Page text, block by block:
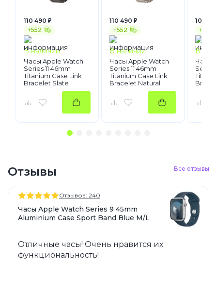
+552
110 490 ₽
В наличии
Часы Apple Watch
Series 11 46mm
Titanium Case Link
Bracelet Slate
+552
110 490 ₽
В наличии
Часы Apple Watch
Series 11 46mm
Titanium Case Link
Bracelet Natural
+530
105
В
Часы
Series
Отзывы Все отзывы
Отзывов: 240
Часы Apple Watch Series 9 45mm
Aluminium Case Sport Band Blue M/L
Отличные часы! Очень нравится их
функциональность!